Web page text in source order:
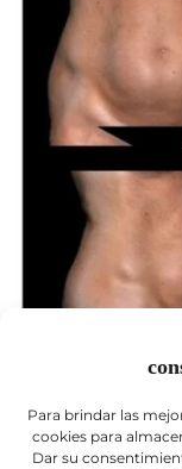
Para brindar las
cookies para
Dar su
Liposucción